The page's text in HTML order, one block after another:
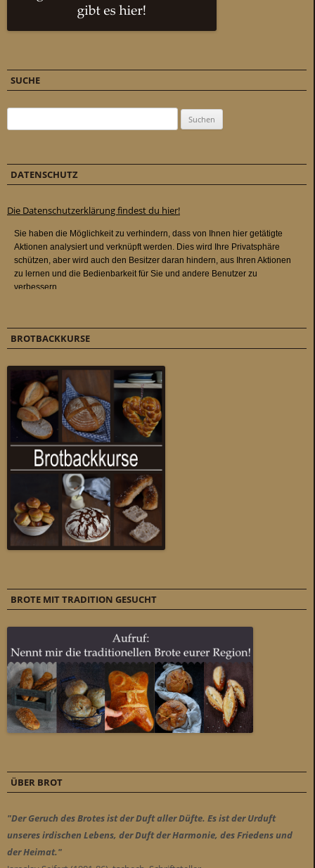
SUCHE
DATENSCHUTZ
Die Datenschutzerklärung findest du hier!
BROTBACKKURSE
BROTE MIT TRADITION GESUCHT
ÜBER BROT
"Der Geruch des Brotes ist der Duft aller Düfte. Es ist der Urduft
unseres irdischen Lebens, der Duft der Harmonie, des Friedens und
der Heimat."